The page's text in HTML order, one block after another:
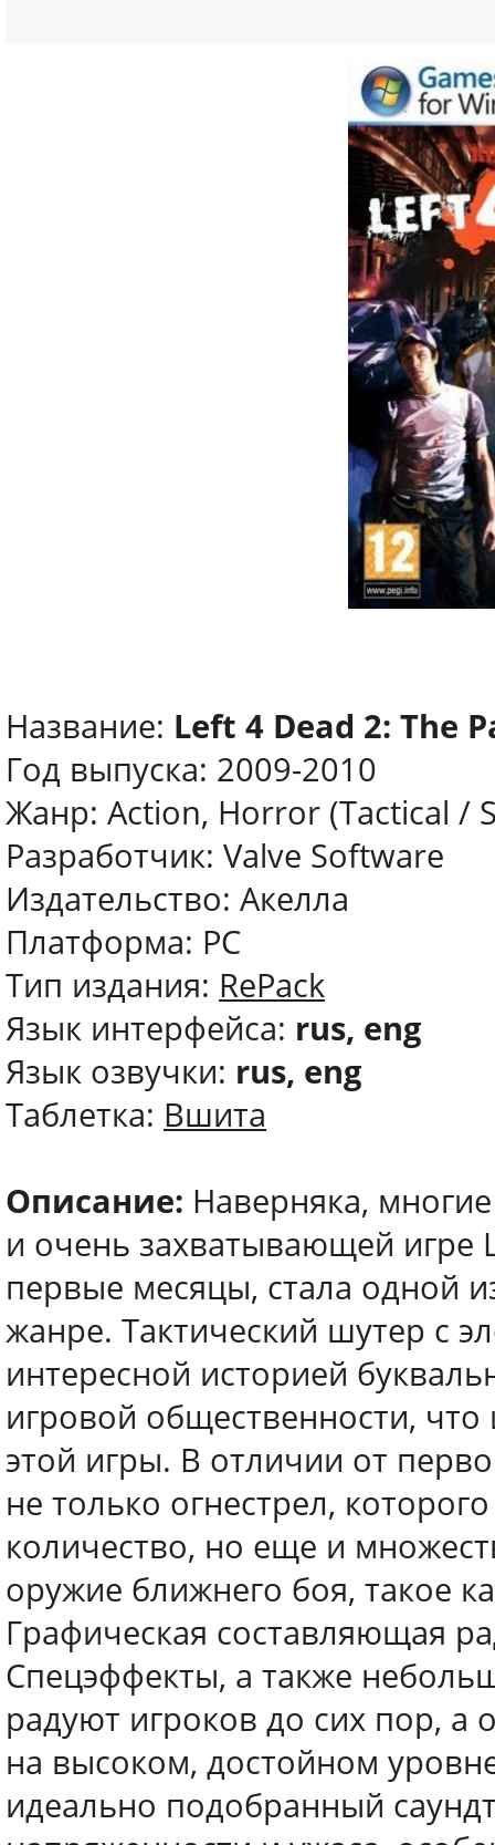
Название: Left 4 Dead 2: The
Год выпуска: 2009-2010
Жанр: Action, Horror (Tactical /
Разработчик: Valve Software
Издательство: Акелла
Платформа: PC
Тип издания: RePack
Язык интерфейса: rus, eng
Язык озвучки: rus, eng
Таблетка: Вшита
Описание: Наверняка,
и очень захватывающей игре
первые месяцы, стала одной
жанре. Тактический шутер с
интересной историей
игровой общественности,
этой игры. В отличии от
не только огнестрел,
количество, но еще и
оружие ближнего боя, такое
Графическая составляющая
Спецэффекты, а также
радуют игроков до сих пор, а
на высоком, достойном
идеально подобранный